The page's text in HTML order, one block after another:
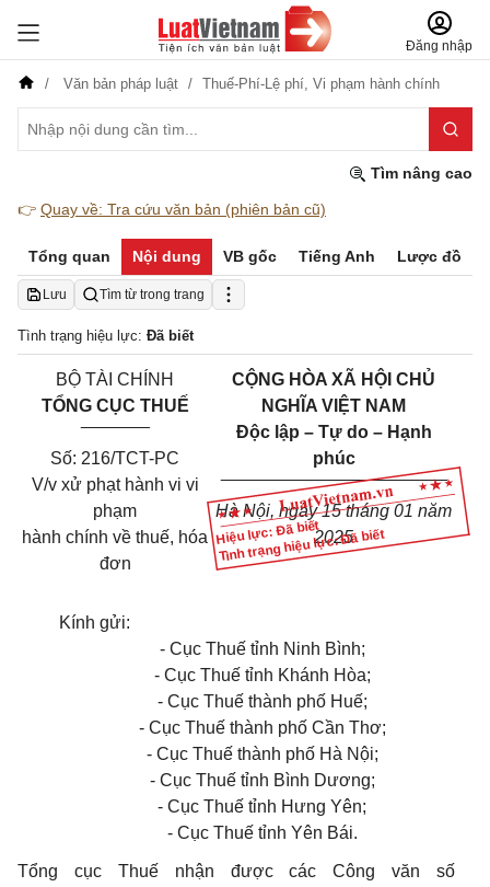
Đăng nhập
Văn bản pháp luật Thuế-Phí-Lệ phí, Vi phạm hành chính
Tìm nâng cao
👉 Quay về: Tra cứu văn bản (phiên bản cũ)
Tổng quan Nội dung VB gốc Tiếng Anh Lược đồ
Lưu Tìm từ trong trang
Tình trạng hiệu lực: Đã biết
Hiệu lực: Đã biết
Tình trạng hiệu lực: Đã biết
BỘ TÀI CHÍNH
TỔNG CỤC THUẾ
_______
Số: 216/TCT-PC
V/v xử phạt hành vi vi
phạm
hành chính về thuế, hóa
đơn
CỘNG HÒA XÃ HỘI CHỦ
NGHĨA VIỆT NAM
Độc lập – Tự do – Hạnh
phúc
_______________________
Hà Nội, ngày 15 tháng 01 năm
2025
Kính gửi:
- Cục Thuế tỉnh Ninh Bình;
- Cục Thuế tỉnh Khánh Hòa;
- Cục Thuế thành phố Huế;
- Cục Thuế thành phố Cần Thơ;
- Cục Thuế thành phố Hà Nội;
- Cục Thuế tỉnh Bình Dương;
- Cục Thuế tỉnh Hưng Yên;
- Cục Thuế tỉnh Yên Bái.
Tổng cục Thuế nhận được các Công văn số